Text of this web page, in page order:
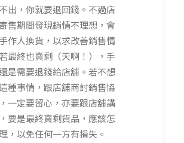
出，你就要退回錢。不過店
售期間發現銷情不理想，會
作人換貨，以求改善銷售情
最終也賣剩（天啊！），手
是需要退錢給店舖。若不想
種事情，跟店舖商討銷售協
一定要留心，亦要跟店舖講
要是最終賣剩貨品，應該怎
，以免任何一方有損失。